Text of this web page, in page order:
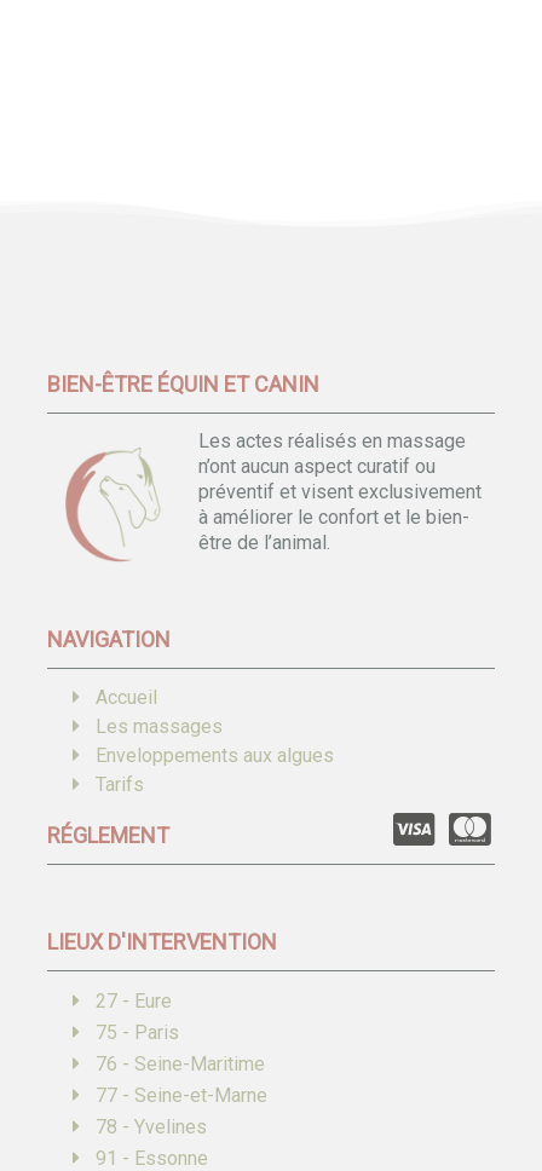
BIEN-ÊTRE ÉQUIN ET CANIN
Les actes réalisés en massage
n’ont aucun aspect curatif ou
préventif et visent exclusivement
à améliorer le confort et le bien-
être de l’animal.
NAVIGATION
Accueil
Les massages
Enveloppements aux algues
Tarifs
RÉGLEMENT
LIEUX D'INTERVENTION
27 - Eure
75 - Paris
76 - Seine-Maritime
77 - Seine-et-Marne
78 - Yvelines
91 - Essonne